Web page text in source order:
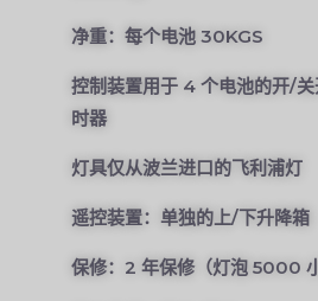
净重：每个电池 30KGS
控制装置用于 4 个电池的开/
时器
灯具仅从波兰进口的飞利浦灯
遥控装置：单独的上/下升降箱
保修：2 年保修（灯泡 5000 小